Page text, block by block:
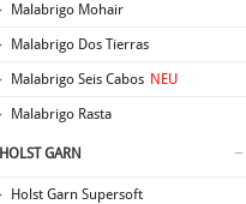
Malabrigo Mohair
Malabrigo Dos Tierras
Malabrigo Seis Cabos NEU
Malabrigo Rasta
HOLST GARN
Holst Garn Supersoft